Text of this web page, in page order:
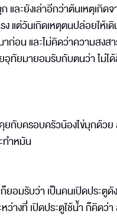
และยังเล่าอีกว่าต้นเหตุเกิด
แต่วันเกิดเหตุตนปล่อยให้เ
ก่อน และไม่คิดว่าความสงส
ยอุทัยมายอมรับกับตนว่า ไม่ไ
กับครอบครัวน้องไข่มุกด้วย
ทำหมัน
อมรับว่า เป็นคนเปิดประตูดัง
ว่างที่ เปิดประตูใช้น้ำ ก็คิดว่